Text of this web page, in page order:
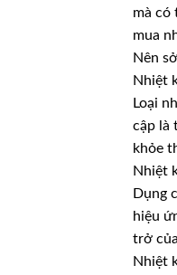
mà có
mua
Nên
Nhiệt
Loại
cập là
khỏe
Nhiệt
Dụng
hiệu
trở
Nhiệt